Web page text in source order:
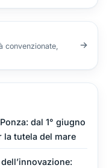
convenzionate,
dal 1° giugno
la tutela del mare